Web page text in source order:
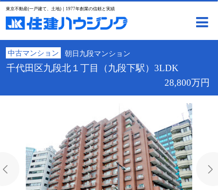
東京不動産(一戸建て、土地)｜1977年創業の信頼と実績
中古マンション 朝日九段マンション
千代田区九段北１丁目（九段下駅）3LDK
28,800万円